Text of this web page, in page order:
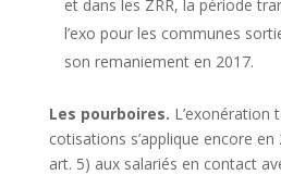
et dans les ZRR, la période
l’exo pour les communes
son remaniement en 2017.
Les pourboires. L’exonération
cotisations s’applique encore en
art. 5) aux salariés en contact